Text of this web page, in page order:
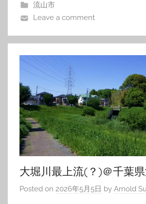
流山市
Leave a comment
大堀川最上流(？)＠千葉
Posted on 2026年5月5日 by Arnold